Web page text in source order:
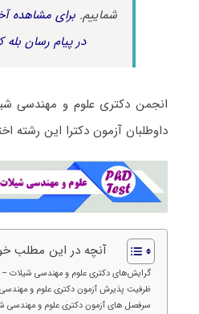
شماییم.برای مشاهده
در پیام رسان
انجمن دکتری علوم و مهندسی
داوطلبان آزمون دکترا این رشته
آنچه در این مطلب
گرایش‌های دکتری علوم و مهندسی شیلات –
ظرفیت پذیرش آزمون دکتری علوم و
سرفصل های آزمون دکتری علوم و مهندسی